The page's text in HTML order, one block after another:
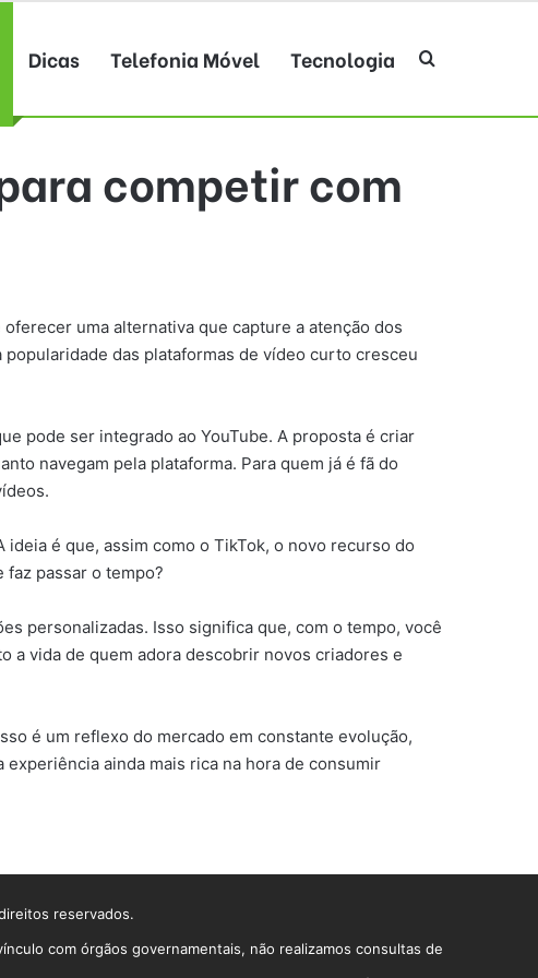
Dicas Telefonia Móvel Tecnologia Procurar por
competir com
uma alternativa que capture a atenção dos
das plataformas de vídeo curto cresceu
pode ser integrado ao YouTube. A proposta é criar
navegam pela plataforma. Para quem já é fã do
é que, assim como o TikTok, o novo recurso do
passar o tempo?
personalizadas. Isso significa que, com o tempo, você
a vida de quem adora descobrir novos criadores e
é um reflexo do mercado em constante evolução,
ainda mais rica na hora de consumir
reservados.
com órgãos governamentais, não realizamos consultas de